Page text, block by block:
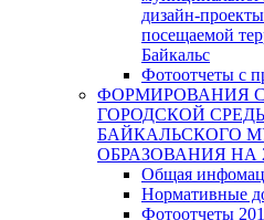
дизайн-
посещаемой
Байкальс
Фотоотчеты с
ФОРМИРОВАНИЯ
ГОРОДСКОЙ
БАЙКАЛЬСКОГО
ОБРАЗОВАНИЯ НА
Общая
Нормативные
Фотоотчеты